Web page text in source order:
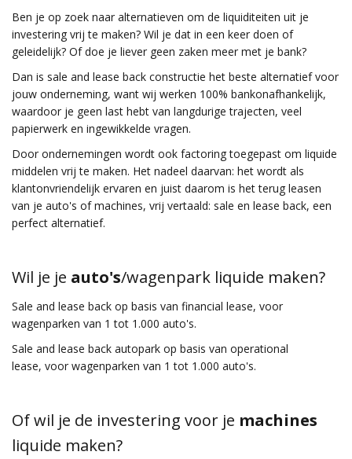
Ben je op zoek naar alternatieven om de liquiditeiten uit je
investering vrij te maken? Wil je dat in een keer doen of
geleidelijk? Of doe je liever geen zaken meer met je bank?
Dan is sale and lease back constructie het beste alternatief voor
jouw onderneming, want wij werken 100% bankonafhankelijk,
waardoor je geen last hebt van langdurige trajecten, veel
papierwerk en ingewikkelde vragen.
Door ondernemingen wordt ook factoring toegepast om liquide
middelen vrij te maken. Het nadeel daarvan: het wordt als
klantonvriendelijk ervaren en juist daarom is het terug leasen
van je auto's of machines, vrij vertaald: sale en lease back, een
perfect alternatief.
Wil je je auto's/wagenpark liquide maken?
Sale and lease back op basis van financial lease, voor
wagenparken van 1 tot 1.000 auto's.
Sale and lease back autopark op basis van operational
lease, voor wagenparken van 1 tot 1.000 auto's.
Of wil je de investering voor je machines
liquide maken?